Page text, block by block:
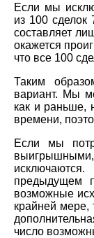
Если мы
из 100
составляет
окажется
что все 100
Таким
вариант. Мы
как и раньше,
времени,
Если мы
предыдущем
возможные
крайней мере,
число